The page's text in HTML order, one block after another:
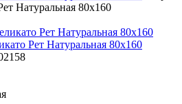
Натуральная 80x160
Рет Натуральная 80x160